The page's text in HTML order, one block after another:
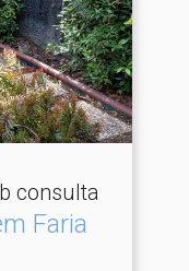
consulta
Faria